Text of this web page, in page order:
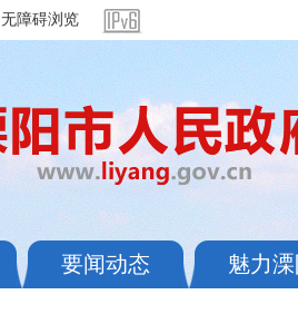
无障碍浏览
要闻动态 魅力